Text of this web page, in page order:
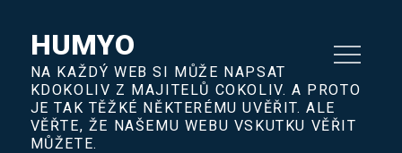
contentHUMYO
NA KAŽDÝ WEB SI MŮŽE NAPSAT
KDOKOLIV Z MAJITELŮ COKOLIV. A PROTO
JE TAK TĚŽKÉ NĚKTERÉMU UVĚŘIT. ALE
VĚŘTE, ŽE NAŠEMU WEBU VSKUTKU VĚŘIT
MŮŽETE.